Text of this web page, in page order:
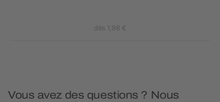
dès 1,98 €
Vous avez des questions ? Nous